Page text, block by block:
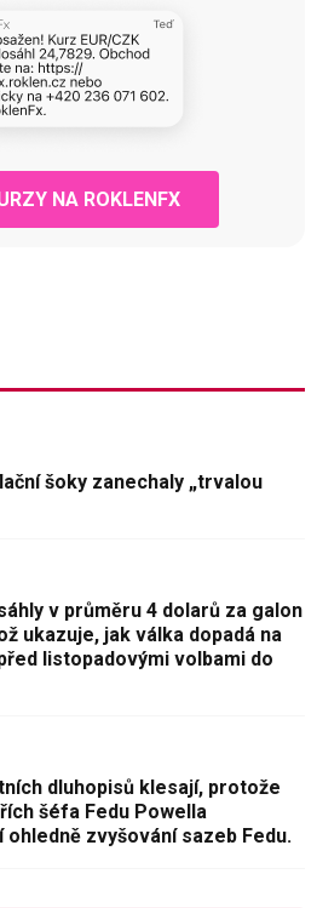
NA ROKLENFX
šoky zanechaly „trvalou
v průměru 4 dolarů za galon
ukazuje, jak válka dopadá na
listopadovými volbami do
dluhopisů klesají, protože
šéfa Fedu Powella
zvyšování sazeb Fedu.